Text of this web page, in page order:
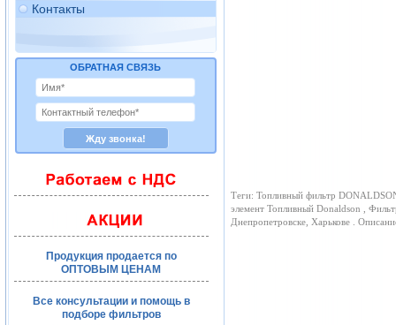
Контакты
ОБРАТНАЯ СВЯЗЬ
Продукция продается по
ОПТОВЫМ ЦЕНАМ
Все консультации и помощь в
подборе фильтров
Теги: Топливный фильтр
элемент Топливный Donaldson ,
Днепропетровске, Харькове .